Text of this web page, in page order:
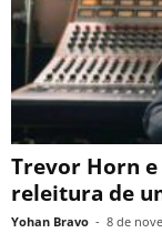
Trevor Horn
releitura de
Yohan Bravo - 8 de